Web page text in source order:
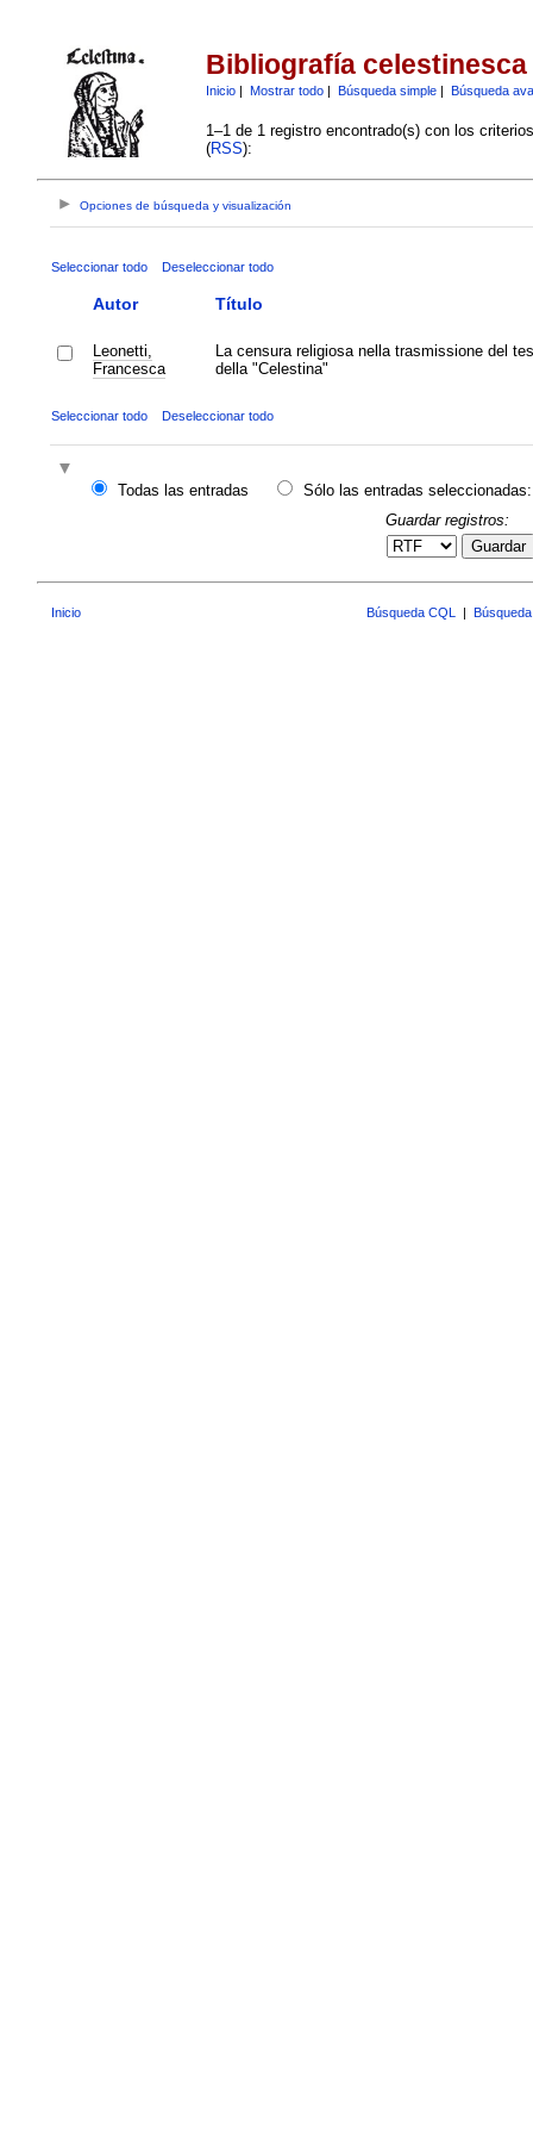
Bibliografía celestinesca
Inicio| Mostrar todo| Búsqueda simple| Búsqueda
1–1 de 1 registro encontrado(s) con los
(RSS):
Opciones de búsqueda y visualización
Seleccionar todo Deseleccionar todo
Autor Título
Leonetti,
Francesca
La censura religiosa nella trasmissione del
della "Celestina"
Seleccionar todo Deseleccionar todo
Todas las entradas
Sólo las entradas seleccionadas:
Guardar registros:
Guardar
Inicio Búsqueda CQL